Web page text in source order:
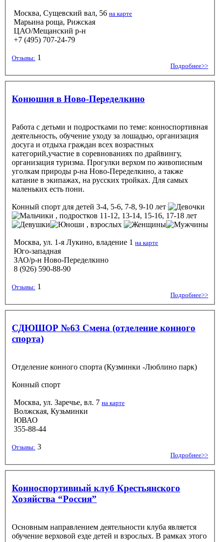
Москва, Сущевский вал, 56 на карте
Марьина роща, Рижская
ЦАО/Мещанский р-н
+7 (495) 707-24-79
Отзывы: 1
Подробнее>>
Конюшня в Ново-Переделкино
Работа с детьми и подростками по теме: конноспортивная
деятельность, обучение уходу за лошадью, организация
досуга и отдыха граждан всех возрастных
категорий,участие в соревнованиях по драйвингу,
организация туризма. Прогулки верхом по живописным
уголкам природы р-на Ново-Переделкино, а также
катание в экипажах, на русских тройках. Для самых
маленьких есть пони.
Конный спорт для детей 3-4, 5-6, 7-8, 9-10 лет
, подростков 11-12, 13-14, 15-16, 17-18 лет
, взрослых
Москва, ул. 1-я Лукино, владение 1 на карте
Юго-западная
ЗАО/р-н Ново-Переделкино
8 (926) 590-88-90
Отзывы: 1
Подробнее>>
СДЮШОР №63 Смена (отделение конного
спорта)
Отделение конного спорта (Кузминки -Люблино парк)
Конный спорт
Москва, ул. Заречье, вл. 7 на карте
Волжская, Кузьминки
ЮВАО
355-88-44
Отзывы: 3
Подробнее>>
Конноспортивный клуб Крестьянского
Хозяйства “Россия”
Основным направлением деятельности клуба является
обучение верховой езде детей и взрослых. В рамках этого